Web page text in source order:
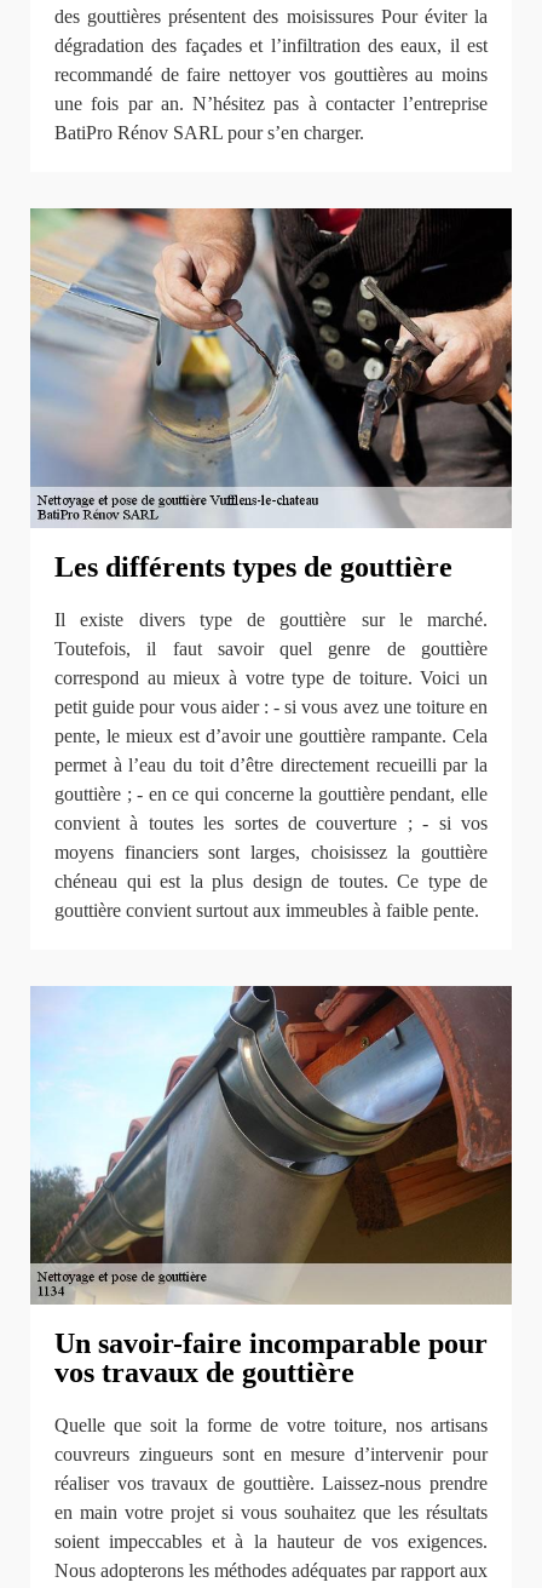
des gouttières présentent des moisissures Pour éviter la
dégradation des façades et l’infiltration des eaux, il est
recommandé de faire nettoyer vos gouttières au moins
une fois par an. N’hésitez pas à contacter l’entreprise
BatiPro Rénov SARL pour s’en charger.
Les différents types de gouttière
Il existe divers type de gouttière sur le marché.
Toutefois, il faut savoir quel genre de gouttière
correspond au mieux à votre type de toiture. Voici un
petit guide pour vous aider : - si vous avez une toiture en
pente, le mieux est d’avoir une gouttière rampante. Cela
permet à l’eau du toit d’être directement recueilli par la
gouttière ; - en ce qui concerne la gouttière pendant, elle
convient à toutes les sortes de couverture ; - si vos
moyens financiers sont larges, choisissez la gouttière
chéneau qui est la plus design de toutes. Ce type de
gouttière convient surtout aux immeubles à faible pente.
Un savoir-faire incomparable pour
vos travaux de gouttière
Quelle que soit la forme de votre toiture, nos artisans
couvreurs zingueurs sont en mesure d’intervenir pour
réaliser vos travaux de gouttière. Laissez-nous prendre
en main votre projet si vous souhaitez que les résultats
soient impeccables et à la hauteur de vos exigences.
Nous adopterons les méthodes adéquates par rapport aux